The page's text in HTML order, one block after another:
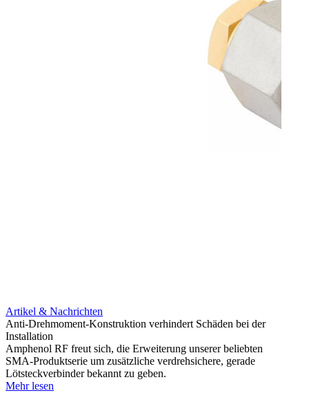
Artikel & Nachrichten
Anti-Drehmoment-Konstruktion verhindert Schäden bei der
Installation
Amphenol RF freut sich, die Erweiterung unserer beliebten
SMA-Produktserie um zusätzliche verdrehsichere, gerade
Lötsteckverbinder bekannt zu geben.
Mehr lesen